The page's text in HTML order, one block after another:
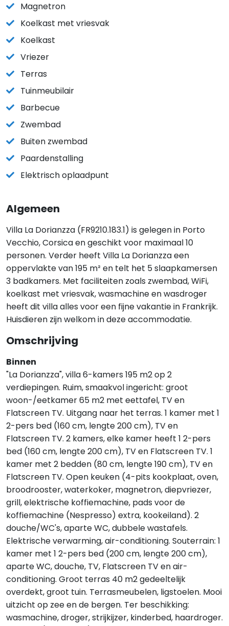
Magnetron
Koelkast met vriesvak
Koelkast
Vriezer
Terras
Tuinmeubilair
Barbecue
Zwembad
Buiten zwembad
Paardenstalling
Elektrisch oplaadpunt
Algemeen
Villa La Dorianzza (FR9210.183.1) is gelegen in Porto
Vecchio, Corsica en geschikt voor maximaal 10
personen. Verder heeft Villa La Dorianzza een
oppervlakte van 195 m² en telt het 5 slaapkamersen
3 badkamers. Met faciliteiten zoals zwembad, WiFi,
koelkast met vriesvak, wasmachine en wasdroger
heeft dit villa alles voor een fijne vakantie in Frankrijk.
Huisdieren zijn welkom in deze accommodatie.
Omschrijving
Binnen
"La Dorianzza", villa 6-kamers 195 m2 op 2
verdiepingen. Ruim, smaakvol ingericht: groot
woon-/eetkamer 65 m2 met eettafel, TV en
Flatscreen TV. Uitgang naar het terras. 1 kamer met 1
2-pers bed (160 cm, lengte 200 cm), TV en
Flatscreen TV. 2 kamers, elke kamer heeft 1 2-pers
bed (160 cm, lengte 200 cm), TV en Flatscreen TV. 1
kamer met 2 bedden (80 cm, lengte 190 cm), TV en
Flatscreen TV. Open keuken (4-pits kookplaat, oven,
broodrooster, waterkoker, magnetron, diepvriezer,
grill, elektrische koffiemachine, pads voor de
koffiemachine (Nespresso) extra, kookeiland). 2
douche/WC's, aparte WC, dubbele wastafels.
Elektrische verwarming, air-conditioning. Souterrain: 1
kamer met 1 2-pers bed (200 cm, lengte 200 cm),
aparte WC, douche, TV, Flatscreen TV en air-
conditioning. Groot terras 40 m2 gedeeltelijk
overdekt, groot tuin. Terrasmeubelen, ligstoelen. Mooi
uitzicht op zee en de bergen. Ter beschikking:
wasmachine, droger, strijkijzer, kinderbed, haardroger.